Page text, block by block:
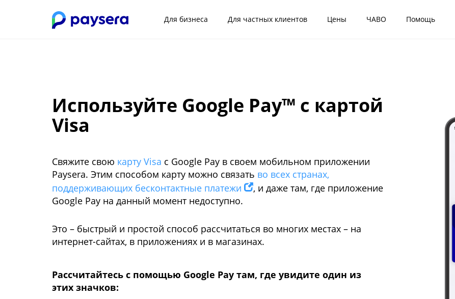
Для бизнеса Для частных клиентов Цены ЧАВО Помощь
Используйте Google Pay™ с картой
Visa
Свяжите свою карту Visa с Google Pay в своем мобильном приложении
Paysera. Этим способом карту можно связать во всех странах,
поддерживающих бесконтактные платежи
, и даже там, где приложение
Google Pay на данный момент недоступно.
Это – быстрый и простой способ рассчитаться во многих местах – на
интернет-сайтах, в приложениях и в магазинах.
Рассчитайтесь с помощью Google Pay там, где увидите один из
этих значков: